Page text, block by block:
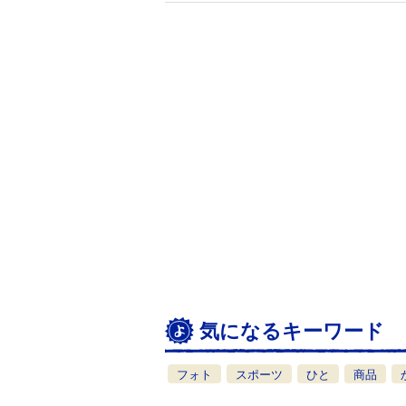
気になるキーワード
フォト スポーツ ひと 商品